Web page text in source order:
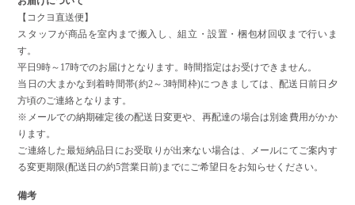
【コクヨ直送便】
スタッフが商品を室内まで搬入し、組立・設置・梱包材回収まで行いま
す。
平日9時～17時でのお届けとなります。時間指定はお受けできません。
当日の大まかな到着時間帯(約2～3時間枠)につきましては、配送日前日夕
方頃のご連絡となります。
※メールでの納期確定後の配送日変更や、再配達の場合は別途費用がかか
ります。
ご連絡した最短納品日にお受取りが出来ない場合は、メールにてご案内す
る変更期限(配送日の約5営業日前)までにご希望日をお知らせください。
備考